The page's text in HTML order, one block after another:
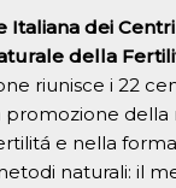
Italiana dei
della
riunisce i 22
della
e nella
naturali: il